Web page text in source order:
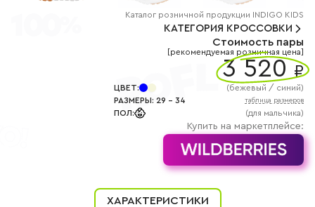
+7
АВТОРИЗАЦИЯ
Каталог розничной продукции INDIGO KIDS
КАТЕГОРИЯ КРОССОВКИ
Стоимость пары
[рекомендуемая розничная цена]
3 520 ₽
ЦВЕТ: (бежевый / синий)
РАЗМЕРЫ: 29 - 34 таблица размеров
ПОЛ: (для мальчика)
Купить на маркетплейсе:
ХАРАКТЕРИСТИКИ